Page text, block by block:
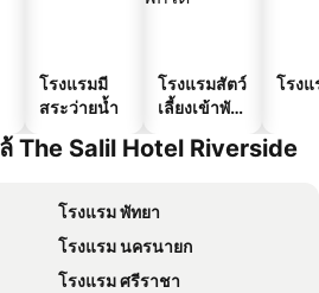
โรงแรมมี
สระว่ายน้ำ
โรงแรมสัตว์
เลี้ยงเข้าพัก
โรง
The Salil Hotel Riverside
โรงแรม พัทยา
โรงแรม นครนายก
โรงแรม ศรีราชา